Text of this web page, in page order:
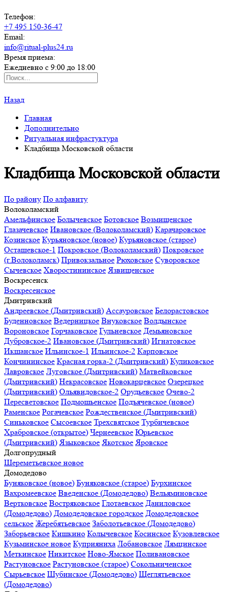
Телефон:
+7 495 150-36-47
Email:
info@ritual-plus24.ru
Время приема:
Ежедневно с 9:00 до 18:00
Назад
Главная
Дополнительно
Ритуальная инфрастуктура
Кладбища Московской области
Кладбища Московской области
По району По алфавиту
Волоколамский
Амельфинское Болычевское Ботовское Возмищенское
Глазачевское Ивановское (Волоколамский) Карачаровское
Козинское Курьяновское (новое) Курьяновское (старое)
Осташевское-1 Покровское (Волоколамский) Покровское
(г.Волоколамск) Привокзальное Рюховское Суворовское
Сычевское Хворостининское Язвищенское
Воскресенск
Воскресенское
Дмитривский
Андреевское (Дмитривский) Ассауровское Белорастовское
Буденновское Ведерницкое Внуковское Волдынское
Вороновское Горчаковское Гульневское Демьяновское
Дубровское-2 Ивановское (Дмитривский) Игнатовское
Икшанское Ильинское-1 Ильинское-2 Карповское
Кончининское Красная горка-2 (Дмитривский) Куликовское
Лавровское Луговское (Дмитривский) Матвейковское
(Дмитривский) Некрасовское Новокарцевское Озерецкое
(Дмитривский) Ольявидовское-2 Орудьевское Очево-2
Пересветовское Подмошьенское Подъячевское (новое)
Раменское Рогачевское Рождественское (Дмитривский)
Синьковское Сысоевское Трехсвятское Турбичевское
Храбровское (открытое) Чернеевское Юрьевское
(Дмитривский) Языковское Якотское Яровское
Долгопрудный
Шереметьевское новое
Домодедово
Буняковское (новое) Буняковское (старое) Бурхинское
Вахромеевское Введенское (Домодедово) Вельяминовское
Вертковское Востряковское Глотаевское Даниловское
(Домодедово) Домодедовское городское Домодедовское
сельское Жеребятьевское Заболотьевское (Домодедово)
Заборьевское Кишкино Колычевское Косинское Кузовлевское
Кузьминское новое Куприяниха Лобановское Лямцинское
Меткинское Никитское Ново-Ямское Поливановское
Растуновское Растуновское (старое) Сокольниченское
Сырьевское Шубинское (Домодедово) Щеглятьевское
(Домодедово)